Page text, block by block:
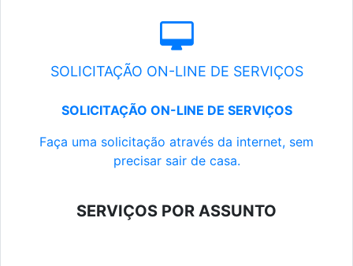
SOLICITAÇÃO ON-LINE DE SERVIÇOS
SOLICITAÇÃO ON-LINE DE SERVIÇOS
Faça uma solicitação através da internet, sem
precisar sair de casa.
SERVIÇOS POR ASSUNTO